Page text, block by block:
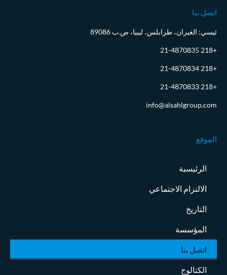
اتصل بنا
ئيسي: الغيران، طرابلس، ليبيا، ص.ب 89086
+218 21-4870835
+218 21-4870834
+218 21-4870833
info@alsahlgroup.com
الموقع
الرئيسية
الالتزام الاجتماعي
التاريخ
المؤسسة
اتصل بنا
الكتالوج